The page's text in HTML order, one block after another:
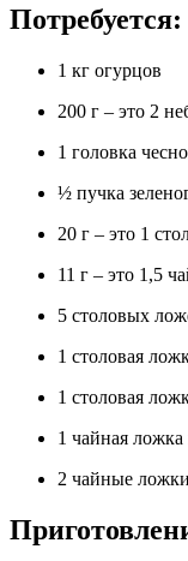
Потребуется:
1 кг огурцов
200 г – это 2
1 головка
½ пучка
20 г – это 1
11 г – это 1,5
5 столовых
1 столовая
1 столовая
1 чайная ложка
2 чайные